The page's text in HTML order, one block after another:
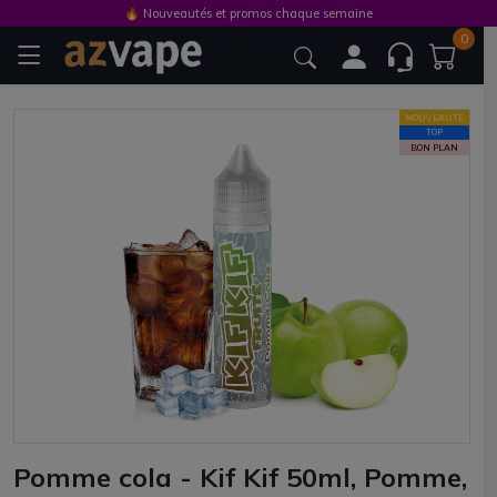
0
NOUVEAUTE
TOP
BON PLAN
Pomme cola - Kif Kif 50ml, Pomme,
🔥 Nouveautés et promos chaque semaine